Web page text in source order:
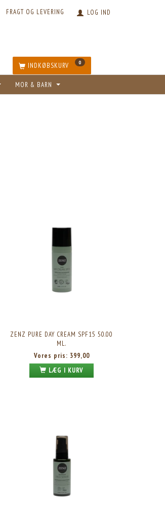
LOG IND
FRAGT OG LEVERING
INDKØBSKURV 0
MOR & BARN
ZENZ PURE DAY CREAM SPF15 50.00
ML.
Vores pris: 399,00
LÆG I KURV